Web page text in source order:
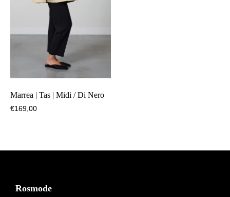
Marrea | Tas | Midi / Di Nero
€169,00
Footer
Rosmode